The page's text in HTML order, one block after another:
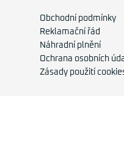
Obchodní podmínky
Reklamační řád
Náhradní plnění
Ochrana osobních
Zásady použití